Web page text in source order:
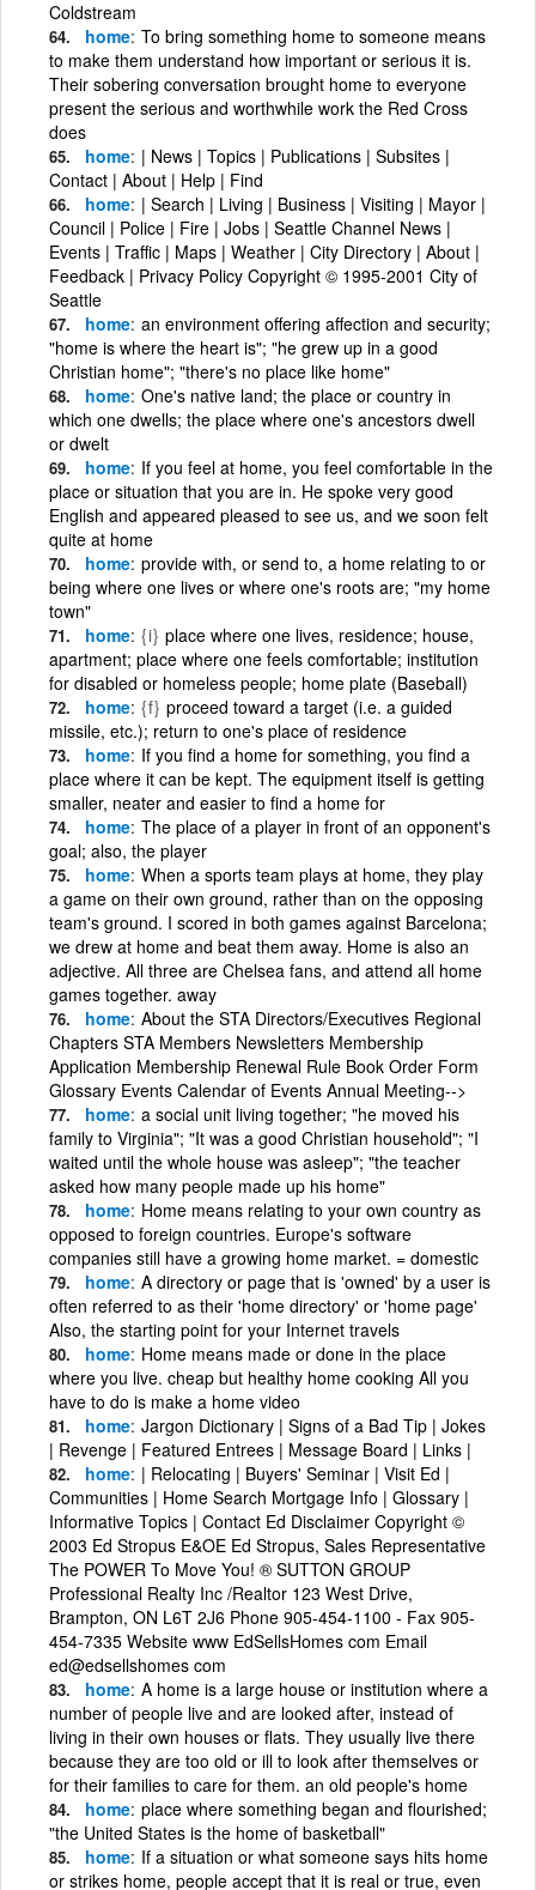
Coldstream
home To bring something home to someone means
to make them understand how important or serious it is.
Their sobering conversation brought home to everyone
present the serious and worthwhile work the Red Cross
does
home | News | Topics | Publications | Subsites |
Contact | About | Help | Find
home | Search | Living | Business | Visiting | Mayor |
Council | Police | Fire | Jobs | Seattle Channel News |
Events | Traffic | Maps | Weather | City Directory | About |
Feedback | Privacy Policy Copyright © 1995-2001 City of
Seattle
home an environment offering affection and security;
"home is where the heart is"; "he grew up in a good
Christian home"; "there's no place like home"
home One's native land; the place or country in
which one dwells; the place where one's ancestors dwell
or dwelt
home If you feel at home, you feel comfortable in the
place or situation that you are in. He spoke very good
English and appeared pleased to see us, and we soon felt
quite at home
home provide with, or send to, a home relating to or
being where one lives or where one's roots are; "my home
town"
home {i} place where one lives, residence; house,
apartment; place where one feels comfortable; institution
for disabled or homeless people; home plate (Baseball)
home {f} proceed toward a target (i.e. a guided
missile, etc.); return to one's place of residence
home If you find a home for something, you find a
place where it can be kept. The equipment itself is getting
smaller, neater and easier to find a home for
home The place of a player in front of an opponent's
goal; also, the player
home When a sports team plays at home, they play
a game on their own ground, rather than on the opposing
team's ground. I scored in both games against Barcelona;
we drew at home and beat them away. Home is also an
adjective. All three are Chelsea fans, and attend all home
games together. away
home About the STA Directors/Executives Regional
Chapters STA Members Newsletters Membership
Application Membership Renewal Rule Book Order Form
Glossary Events Calendar of Events Annual Meeting-->
home a social unit living together; "he moved his
family to Virginia"; "It was a good Christian household"; "I
waited until the whole house was asleep"; "the teacher
asked how many people made up his home"
home Home means relating to your own country as
opposed to foreign countries. Europe's software
companies still have a growing home market. = domestic
home A directory or page that is 'owned' by a user is
often referred to as their 'home directory' or 'home page'
Also, the starting point for your Internet travels
home Home means made or done in the place
where you live. cheap but healthy home cooking All you
have to do is make a home video
home Jargon Dictionary | Signs of a Bad Tip | Jokes
| Revenge | Featured Entrees | Message Board | Links |
home | Relocating | Buyers' Seminar | Visit Ed |
Communities | Home Search Mortgage Info | Glossary |
Informative Topics | Contact Ed Disclaimer Copyright ©
2003 Ed Stropus E&OE Ed Stropus, Sales Representative
The POWER To Move You! ® SUTTON GROUP
Professional Realty Inc /Realtor 123 West Drive,
Brampton, ON L6T 2J6 Phone 905-454-1100 - Fax 905-
454-7335 Website www EdSellsHomes com Email
ed@edsellshomes com
home A home is a large house or institution where a
number of people live and are looked after, instead of
living in their own houses or flats. They usually live there
because they are too old or ill to look after themselves or
for their families to care for them. an old people's home
home place where something began and flourished;
"the United States is the home of basketball"
home If a situation or what someone says hits home
or strikes home, people accept that it is real or true, even